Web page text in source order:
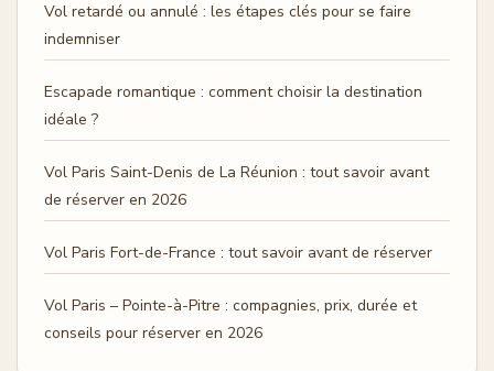
Vol retardé ou annulé : les étapes clés pour se faire
indemniser
Escapade romantique : comment choisir la destination
idéale ?
Vol Paris Saint-Denis de La Réunion : tout savoir avant
de réserver en 2026
Vol Paris Fort-de-France : tout savoir avant de réserver
Vol Paris – Pointe-à-Pitre : compagnies, prix, durée et
conseils pour réserver en 2026